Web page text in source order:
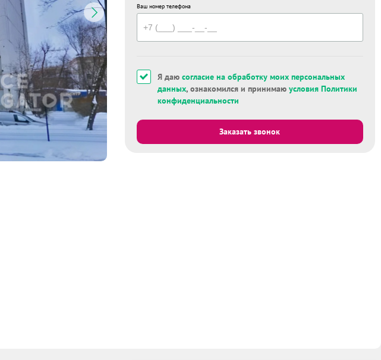
Ваш номер телефона
Я даю согласие на обработку моих персональных
данных, ознакомился и принимаю условия Политики
конфиденциальности
Заказать звонок